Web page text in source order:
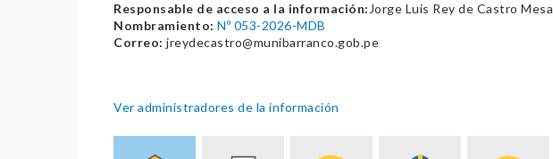
Responsable de acceso a la información: Jorge Luis Rey de Castro Mesa
Nombramiento: Nº 053-2026-MDB
Correo: jreydecastro@munibarranco.gob.pe
Ver administradores de la información